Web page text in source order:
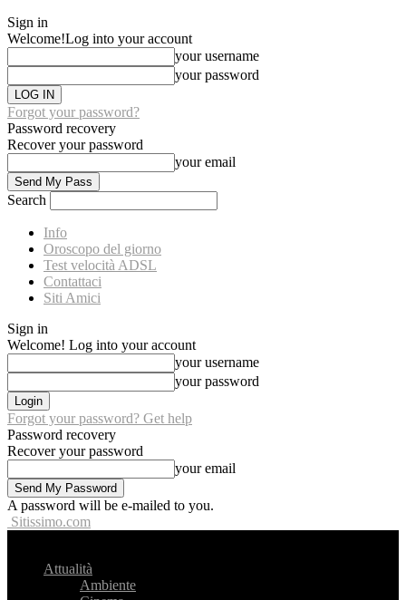
Sign in
Welcome!Log into your account
your username
your password
Forgot your password?
Password recovery
Recover your password
your email
Search
Info
Oroscopo del giorno
Test velocità ADSL
Contattaci
Siti Amici
Sign in
Welcome! Log into your account
your username
your password
Forgot your password? Get help
Password recovery
Recover your password
your email
A password will be e-mailed to you.
Sitissimo.com
Attualità
Ambiente